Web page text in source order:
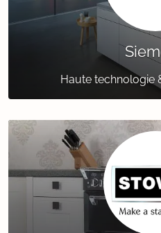
Haute technologie